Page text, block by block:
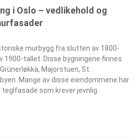
i Oslo – vedlikehold og
murbygg fra slutten av 1800-
1900-tallet. Disse bygningene finnes
Majorstuen, St.
Mange av disse eiendommene har
som krever jevnlig